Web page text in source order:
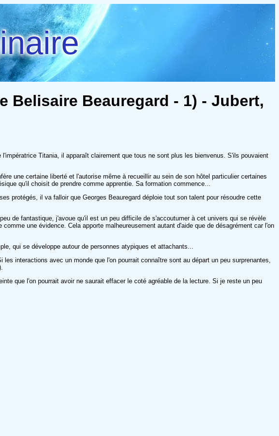
Belisaire Beauregard - 1) - Jubert,
Titania, il apparaît clairement que tous ne sont plus les bienvenus. S'ils pouvaient
une certaine liberté et l'autorise même à recueillir au sein de son hôtel particulier certaines
qu'il choisit de prendre comme apprentie. Sa formation commence...
protégés, il va falloir que Georges Beauregard déploie tout son talent pour résoudre cette
de fantastique, j'avoue qu'il est un peu difficile de s'accoutumer à cet univers qui se révèle
une évidence. Cela apporte malheureusement autant d'aide que de désagrément car l'on
qui se développe autour de personnes atypiques et attachants...
interactions avec un monde que l'on pourrait connaître sont au départ un peu surprenantes,
que l'on pourrait avoir ne saurait effacer le coté agréable de la lecture. Si je reste un peu